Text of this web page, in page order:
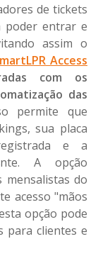
de tickets
poder entrar e
assim o
Access
com os
das
permite que
sua placa
e a
A opção
mensalistas do
acesso "mãos
opção pode
para clientes e